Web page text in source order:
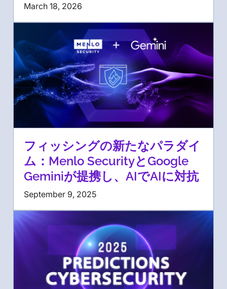
March 18, 2026
フィッシングの新たなパラダイ
ム：Menlo SecurityとGoogle
Geminiが提携し、AIでAIに対抗
September 9, 2025